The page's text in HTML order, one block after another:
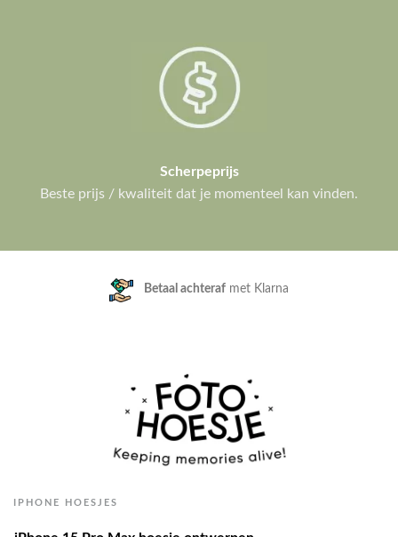
Scherpeprijs
Beste prijs / kwaliteit dat je momenteel kan vinden.
Klanten geven ons een9.3/10
IPHONE HOESJES